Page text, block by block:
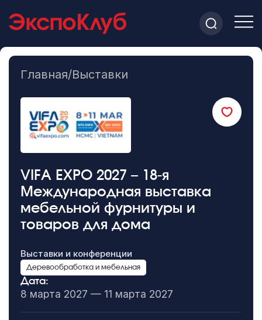
Главная/Выставки
VIFA EXPO 2027 – 18-я
Международная выставка
мебельной фурнитуры и
товаров для дома
Выставки и конференции
Деревообработка и мебельная
Дата:
8 марта 2027 — 11 марта 2027